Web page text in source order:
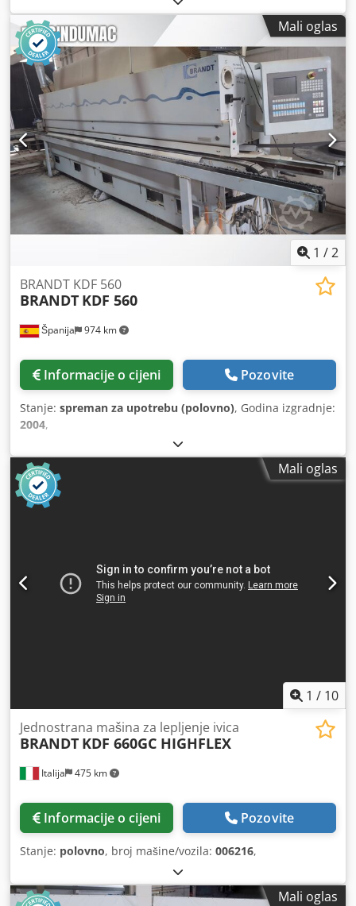
Mali oglas
1 /2
Španija 974 km
BRANDT KDF 560
BRANDT KDF 560
Informacije o cijeni Pozovite
Stanje: spreman za upotrebu (polovno), Godina izgradnje:
2004,
Mali oglas
1 / 10
Italija 475 km
Jednostrana mašina za lepljenje ivica
BRANDT KDF 660GC HIGHFLEX
Informacije o cijeni Pozovite
Stanje: polovno, broj mašine/vozila: 006216,
Mali oglas